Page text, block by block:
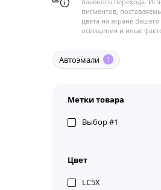
пигментов,
цвета на экране
освещения и иные
Автоэмали 1
Метки товара
Выбор #1
Цвет
LC5X